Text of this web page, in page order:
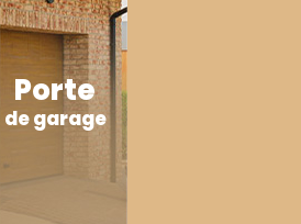
Porte
de garage